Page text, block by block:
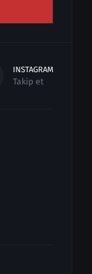
INSTAGRAM
Takip et